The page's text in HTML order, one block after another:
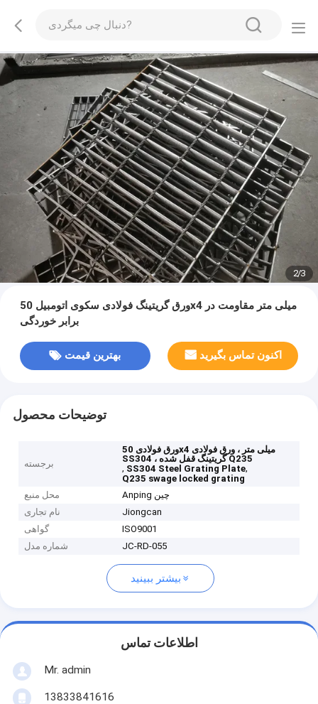
2/3
ورق گریتینگ فولادی سکوی اتومبیل 50x4 میلی متر مقاومت در
برابر خوردگی
بهترین قیمت اکنون تماس بگیرید
توضیحات محصول
برجسته
ورق فولادی 50x4 میلی متر ، ورق فولادی
SS304 ، گریتینگ قفل شده Q235
, SS304 Steel Grating Plate,
Q235 swage locked grating
محل منبع
Anping چین
نام تجاری
Jiongcan
گواهی
ISO9001
شماره مدل
JC-RD-055
بیشتر ببینید
اطلاعات تماس
Mr. admin
13833841616